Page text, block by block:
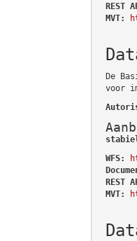
REST
MVT:
De
voor
WFS:
REST
MVT: